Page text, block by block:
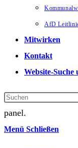
AfD
Mitwirken
Kontakt
Website-Suche
panel.
Menü Schließen